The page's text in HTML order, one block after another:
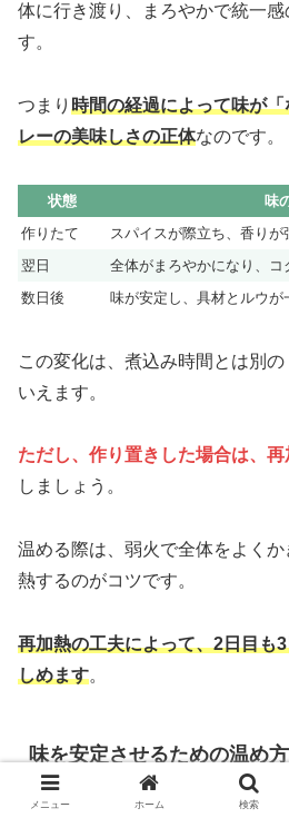
体に行き渡り、まろやかで統一感
す。
つまり 時間の経過によって味が
レーの美味しさの正体なのです。
状態
味
作りたて
スパイスが際立ち、香りが
翌日
全体がまろやかになり、コ
数日後
味が安定し、具材とルウが
この変化は、煮込み時間とは別
いえます。
ただし、作り置きした場合は、
しましょう。
温める際は、弱火で全体をよく
熱するのがコツです。
再加熱の工夫によって、2日目も
しめます。
味を安定させるための温め
メニュー ホーム 検索